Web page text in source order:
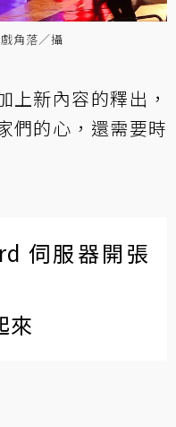
角落／攝
上新內容的釋出，
們的心，還需要時
伺服器開張
來